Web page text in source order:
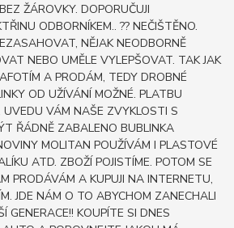
ŽÁROVKY. DOPORUČUJI
ODBORNÍKEM.. ?? NEČIŠTĚNO.
NĚJAK NEODBORNĚ
NEBO UMĚLE VYLEPŠOVAT. TAK JAK
A PRODÁM, TEDY DROBNÉ
OD UŽÍVÁNÍ MOŽNÉ. PLATBU
UVEDU VÁM NAŠE ZVYKLOSTI S
ŘÁDNĚ ZABALENO BUBLINKA
MOLITAN POUŽÍVÁM I PLASTOVÉ
ATD. ZBOŽÍ POJISTÍME. POTOM SE
PRODÁVÁM A KUPUJI NA INTERNETU,
JDE NÁM O TO ABYCHOM ZANECHALI
GENERACE!! KOUPÍTE SI DNES